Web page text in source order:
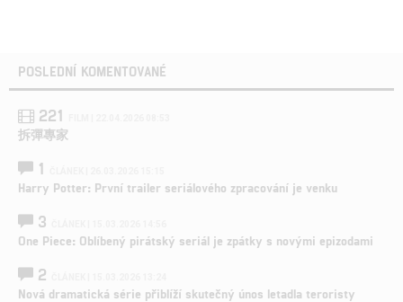
POSLEDNÍ KOMENTOVANÉ
221
拆彈專家
1
Harry Potter: První trailer seriálového zpracování je venku
3
One Piece: Oblíbený pirátský seriál je zpátky s novými epizodami
2
Nová dramatická série přiblíží skutečný únos letadla teroristy